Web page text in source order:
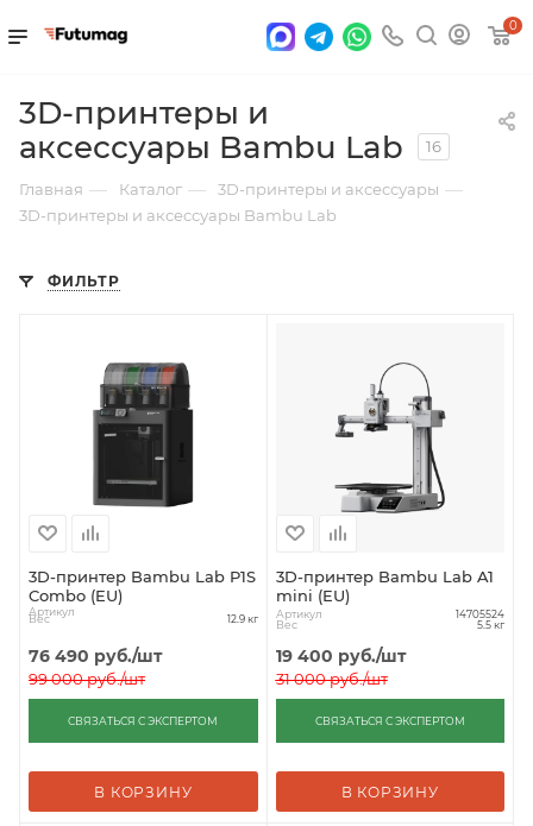
0
3D-принтеры и
аксессуары Bambu Lab
16
Главная — Каталог — 3D-принтеры и аксессуары —
3D-принтеры и аксессуары Bambu Lab
ФИЛЬТР
3D-принтер Bambu Lab P1S
Combo (EU)
Артикул
Вес 12.9 кг
76 490 руб./шт
99 000руб./шт
СВЯЗАТЬСЯ С ЭКСПЕРТОМ
В КОРЗИНУ
3D-принтер Bambu Lab A1
mini (EU)
Артикул 14705524
Вес 5.5 кг
19 400 руб./шт
31 000руб./шт
СВЯЗАТЬСЯ С ЭКСПЕРТОМ
В КОРЗИНУ